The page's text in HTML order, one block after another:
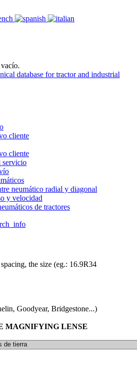
cliente
cliente
servicio
neumático radial y diagonal
y velocidad
de tractores
the size (eg.: 16.9R34
Goodyear, Bridgestone...)
MAGNIFYING LENSE